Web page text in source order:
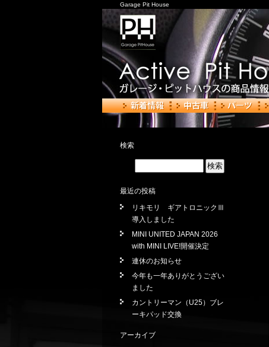
Garage Pit House
検索
最近の投稿
リキモリ ギアトロニックⅢ
導入しました
MINI UNITED JAPAN 2026
with MINI LIVE!開催決定
連休のお知らせ
今年も一年ありがとうござい
ました
カントリーマン（U25）ブレ
ーキパッド交換
アーカイブ